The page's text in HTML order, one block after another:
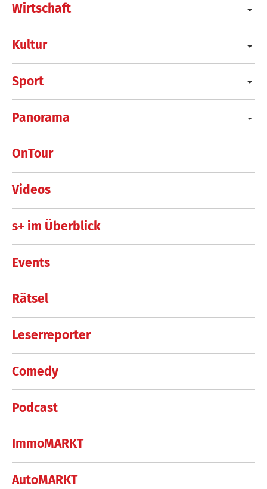
Wirtschaft
Kultur
Sport
Panorama
OnTour
Videos
s+ im Überblick
Events
Rätsel
Leserreporter
Comedy
Podcast
ImmoMARKT
AutoMARKT